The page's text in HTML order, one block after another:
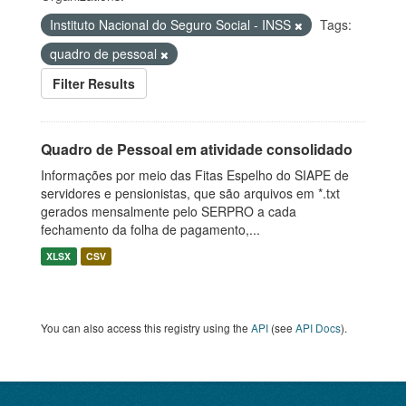
Instituto Nacional do Seguro Social - INSS
Tags:
quadro de pessoal
Filter Results
Quadro de Pessoal em atividade consolidado
Informações por meio das Fitas Espelho do SIAPE de
servidores e pensionistas, que são arquivos em *.txt
gerados mensalmente pelo SERPRO a cada
fechamento da folha de pagamento,...
XLSX CSV
You can also access this registry using the API (see API Docs).